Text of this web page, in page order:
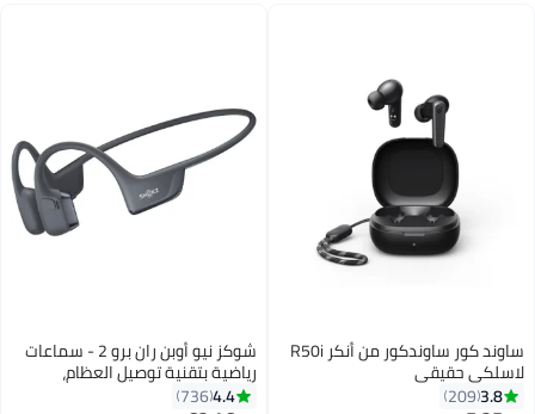
ساوند كور ساوندكور من أنكر R50i
حقيقي
209
شوكز نيو أوبن ران برو 2 - سماعات
رياضية بتقنية توصيل العظام،
مفتوحة الأذن - مع شريط عاكس -
4.4
736